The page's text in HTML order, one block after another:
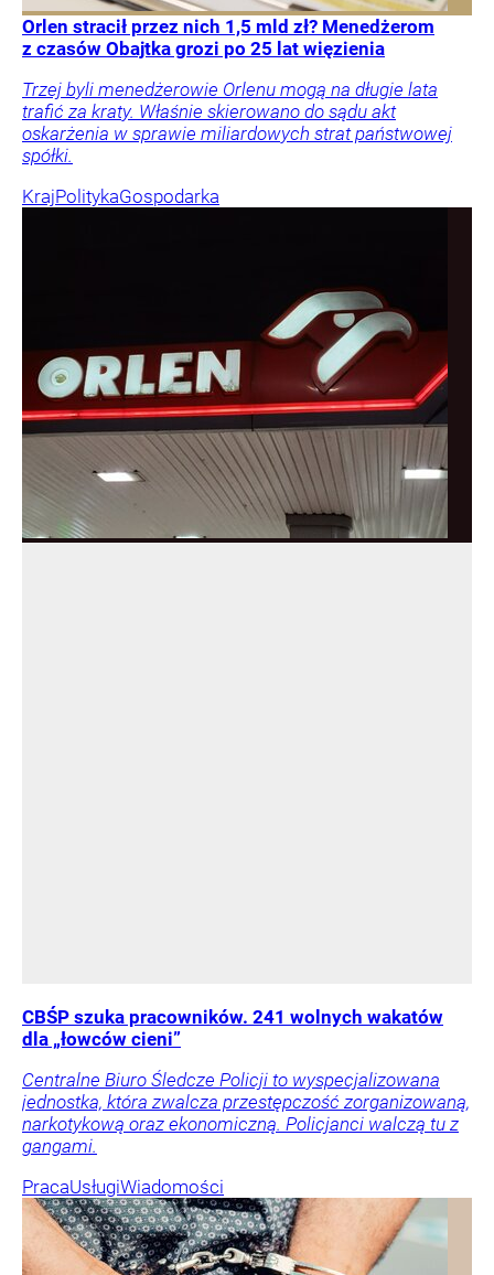
Orlen stracił przez nich 1,5 mld zł? Menedżerom
z czasów Obajtka grozi po 25 lat więzienia
Trzej byli menedżerowie Orlenu mogą na długie lata
trafić za kraty. Właśnie skierowano do sądu akt
oskarżenia w sprawie miliardowych strat państwowej
spółki.
KrajPolitykaGospodarka
CBŚP szuka pracowników. 241 wolnych wakatów
dla „łowców cieni”
Centralne Biuro Śledcze Policji to wyspecjalizowana
jednostka, która zwalcza przestępczość zorganizowaną,
narkotykową oraz ekonomiczną. Policjanci walczą tu z
gangami.
PracaUsługiWiadomości